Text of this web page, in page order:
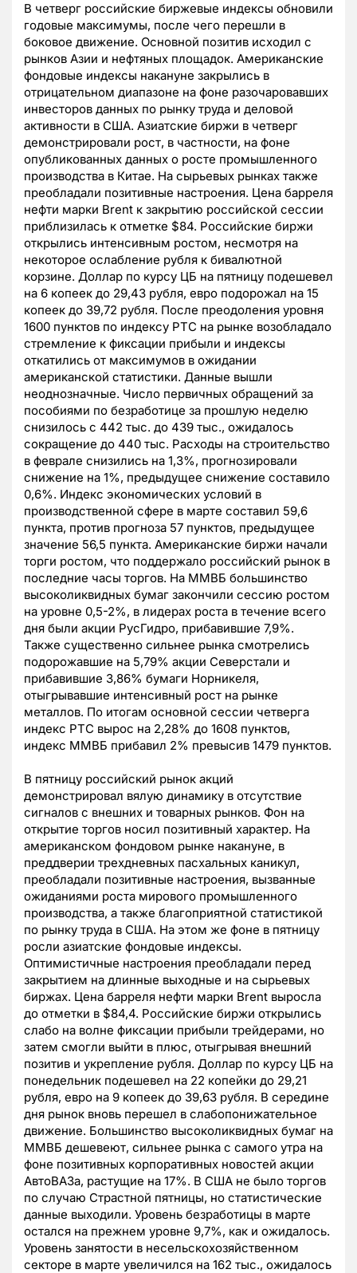
В четверг российские биржевые индексы обновили
годовые максимумы, после чего перешли в
боковое движение. Основной позитив исходил с
рынков Азии и нефтяных площадок. Американские
фондовые индексы накануне закрылись в
отрицательном диапазоне на фоне разочаровавших
инвесторов данных по рынку труда и деловой
активности в США. Азиатские биржи в четверг
демонстрировали рост, в частности, на фоне
опубликованных данных о росте промышленного
производства в Китае. На сырьевых рынках также
преобладали позитивные настроения. Цена барреля
нефти марки Brent к закрытию российской сессии
приблизилась к отметке $84. Российские биржи
открылись интенсивным ростом, несмотря на
некоторое ослабление рубля к бивалютной
корзине. Доллар по курсу ЦБ на пятницу подешевел
на 6 копеек до 29,43 рубля, евро подорожал на 15
копеек до 39,72 рубля. После преодоления уровня
1600 пунктов по индексу РТС на рынке возобладало
стремление к фиксации прибыли и индексы
откатились от максимумов в ожидании
американской статистики. Данные вышли
неоднозначные. Число первичных обращений за
пособиями по безработице за прошлую неделю
снизилось с 442 тыс. до 439 тыс., ожидалось
сокращение до 440 тыс. Расходы на строительство
в феврале снизились на 1,3%, прогнозировали
снижение на 1%, предыдущее снижение составило
0,6%. Индекс экономических условий в
производственной сфере в марте составил 59,6
пункта, против прогноза 57 пунктов, предыдущее
значение 56,5 пункта. Американские биржи начали
торги ростом, что поддержало российский рынок в
последние часы торгов. На ММВБ большинство
высоколиквидных бумаг закончили сессию ростом
на уровне 0,5-2%, в лидерах роста в течение всего
дня были акции РусГидро, прибавившие 7,9%.
Также существенно сильнее рынка смотрелись
подорожавшие на 5,79% акции Северстали и
прибавившие 3,86% бумаги Норникеля,
отыгрывавшие интенсивный рост на рынке
металлов. По итогам основной сессии четверга
индекс РТС вырос на 2,28% до 1608 пунктов,
индекс ММВБ прибавил 2% превысив 1479 пунктов.
В пятницу российский рынок акций
демонстрировал вялую динамику в отсутствие
сигналов с внешних и товарных рынков. Фон на
открытие торгов носил позитивный характер. На
американском фондовом рынке накануне, в
преддверии трехдневных пасхальных каникул,
преобладали позитивные настроения, вызванные
ожиданиями роста мирового промышленного
производства, а также благоприятной статистикой
по рынку труда в США. На этом же фоне в пятницу
росли азиатские фондовые индексы.
Оптимистичные настроения преобладали перед
закрытием на длинные выходные и на сырьевых
биржах. Цена барреля нефти марки Brent выросла
до отметки в $84,4. Российские биржи открылись
слабо на волне фиксации прибыли трейдерами, но
затем смогли выйти в плюс, отыгрывая внешний
позитив и укрепление рубля. Доллар по курсу ЦБ на
понедельник подешевел на 22 копейки до 29,21
рубля, евро на 9 копеек до 39,63 рубля. В середине
дня рынок вновь перешел в слабопонижательное
движение. Большинство высоколиквидных бумаг на
ММВБ дешевеют, сильнее рынка с самого утра на
фоне позитивных корпоративных новостей акции
АвтоВАЗа, растущие на 17%. В США не было торгов
по случаю Страстной пятницы, но статистические
данные выходили. Уровень безработицы в марте
остался на прежнем уровне 9,7%, как и ожидалось.
Уровень занятости в несельскохозяйственном
секторе в марте увеличился на 162 тыс., ожидалось